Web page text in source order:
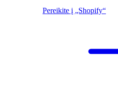
Pereikite į „Shopify“